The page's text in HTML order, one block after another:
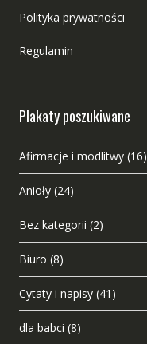
Polityka prywatności
Regulamin
Plakaty poszukiwane
Afirmacje i modlitwy (16)
Anioły (24)
Bez kategorii (2)
Biuro (8)
Cytaty i napisy (41)
dla babci (8)